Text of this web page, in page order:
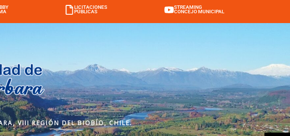
LICITACIONES
PÚBLICAS
STREAMING
CONCEJO MUNICIPAL
VIII REGIÓN DEL BIOBÍO, CHILE.